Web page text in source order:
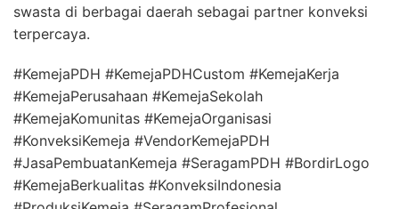
swasta di berbagai daerah sebagai partner konveksi
terpercaya.
#KemejaPDH #KemejaPDHCustom #KemejaKerja
#KemejaPerusahaan #KemejaSekolah
#KemejaKomunitas #KemejaOrganisasi
#KonveksiKemeja #VendorKemejaPDH
#JasaPembuatanKemeja #SeragamPDH #BordirLogo
#KemejaBerkualitas #KonveksiIndonesia